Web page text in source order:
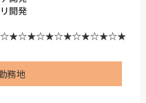
開発
務地